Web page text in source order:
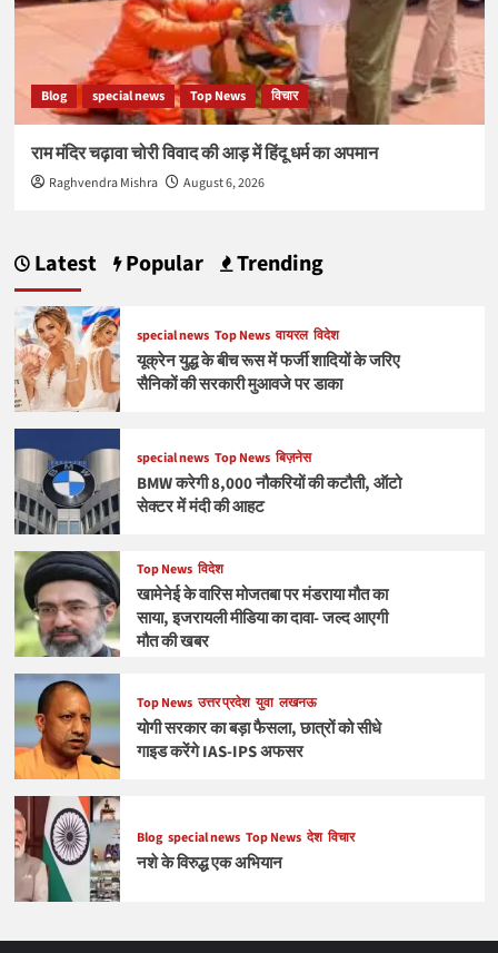
Blog special news Top News विचार
राम मंदिर चढ़ावा चोरी विवाद की आड़ में हिंदू धर्म का अपमान
Raghvendra Mishra August 6, 2026
Latest Popular Trending
special news Top News वायरल विदेश
यूक्रेन युद्ध के बीच रूस में फर्जी शादियों के जरिए
सैनिकों की सरकारी मुआवजे पर डाका
special news Top News बिज़नेस
BMW करेगी 8,000 नौकरियों की कटौती, ऑटो
सेक्टर में मंदी की आहट
Top News विदेश
खामेनेई के वारिस मोजतबा पर मंडराया मौत का
साया, इजरायली मीडिया का दावा- जल्द आएगी
मौत की खबर
Top News उत्तर प्रदेश युवा लखनऊ
योगी सरकार का बड़ा फैसला, छात्रों को सीधे
गाइड करेंगे IAS-IPS अफसर
Blog special news Top News देश विचार
नशे के विरुद्ध एक अभियान